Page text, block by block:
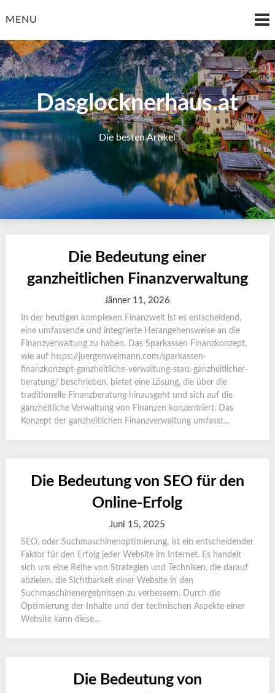
toMENU
Dasglocknerhaus.at
Die besten Artikel
Die Bedeutung einer
ganzheitlichen Finanzverwaltung
Jänner 11, 2026
In der heutigen komplexen Finanzwelt ist es entscheidend,
eine umfassende und integrierte Herangehensweise an die
Finanzverwaltung zu haben. Das Sparkassen Finanzkonzept,
wie auf https://juergenweimann.com/sparkassen-
finanzkonzept-ganzheitliche-verwaltung-statt-ganzheitlicher-
beratung/ beschrieben, bietet eine Lösung, die über die
traditionelle Finanzberatung hinausgeht und sich auf die
ganzheitliche Verwaltung von Finanzen konzentriert. Das
Konzept der ganzheitlichen Finanzverwaltung umfasst...
Die Bedeutung von SEO für den
Online-Erfolg
Juni 15, 2025
SEO, oder Suchmaschinenoptimierung, ist ein entscheidender
Faktor für den Erfolg jeder Website im Internet. Es handelt
sich um eine Reihe von Strategien und Techniken, die darauf
abzielen, die Sichtbarkeit einer Website in den
Suchmaschinenergebnissen zu verbessern. Durch die
Optimierung der Inhalte und der technischen Aspekte einer
Website kann diese...
Die Bedeutung von